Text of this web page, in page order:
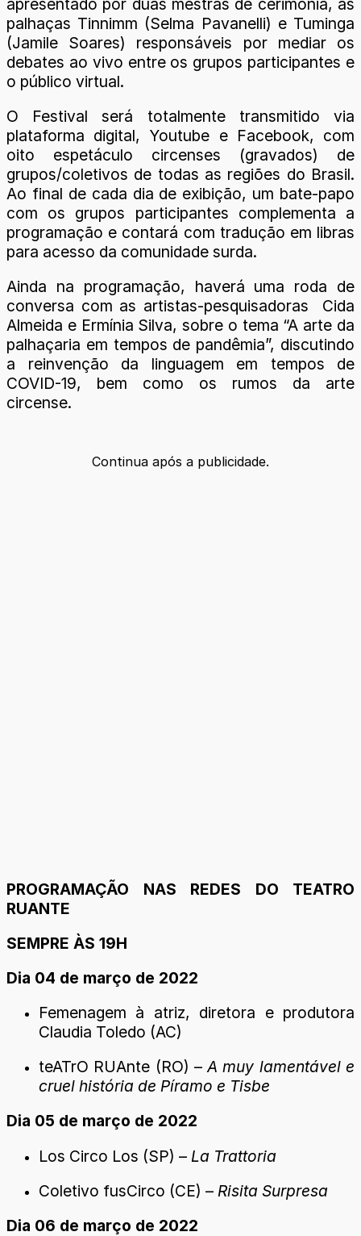
palhaças Tinnimm (Selma Pavanelli) e Tuminga
(Jamile Soares) responsáveis por mediar os
debates ao vivo entre os grupos participantes e
o público virtual.
O Festival será totalmente transmitido via
plataforma digital, Youtube e Facebook, com
oito espetáculo circenses (gravados) de
grupos/coletivos de todas as regiões do Brasil.
Ao final de cada dia de exibição, um bate-papo
com os grupos participantes complementa a
programação e contará com tradução em libras
para acesso da comunidade surda.
Ainda na programação, haverá uma roda de
conversa com as artistas-pesquisadoras Cida
Almeida e Ermínia Silva, sobre o tema “A arte da
palhaçaria em tempos de pandêmia”, discutindo
a reinvenção da linguagem em tempos de
COVID-19, bem como os rumos da arte
circense.
Continua após a publicidade.
PROGRAMAÇÃO NAS REDES DO TEATRO
RUANTE
SEMPRE ÀS 19H
Dia 04 de março de 2022
Femenagem à atriz, diretora e produtora
Claudia Toledo (AC)
teATrO RUAnte (RO) – A muy lamentável e
cruel história de Píramo e Tisbe
Dia 05 de março de 2022
Los Circo Los (SP) – La Trattoria
Coletivo fusCirco (CE) – Risita Surpresa
Dia 06 de março de 2022